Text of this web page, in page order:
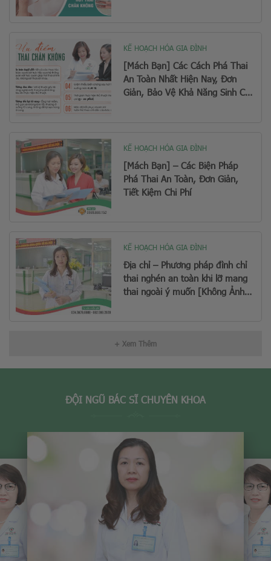
KẾ HOẠCH HÓA GIA ĐÌNH
[Mách Bạn] Các Cách Phá Thai
An Toàn Nhất Hiện Nay, Đơn
Giản, Bảo Vệ Khả Năng Sinh Con
KẾ HOẠCH HÓA GIA ĐÌNH
[Mách Bạn] – Các Biện Pháp
Phá Thai An Toàn, Đơn Giản,
Tiết Kiệm Chi Phí
KẾ HOẠCH HÓA GIA ĐÌNH
Địa chỉ – Phương pháp đình chỉ
thai nghén an toàn khi lỡ mang
thai ngoài ý muốn [Không Ảnh
+ Xem Thêm
ĐỘI NGŨ BÁC SĨ CHUYÊN KHOA